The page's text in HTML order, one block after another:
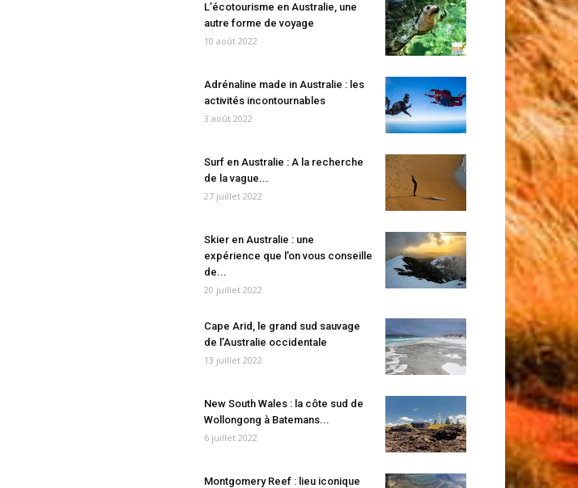
L’écotourisme en Australie, une
autre forme de voyage
10 août 2022
Adrénaline made in Australie : les
activités incontournables
3 août 2022
Surf en Australie : A la recherche
de la vague...
27 juillet 2022
Skier en Australie : une
expérience que l’on vous conseille
de...
20 juillet 2022
Cape Arid, le grand sud sauvage
de l’Australie occidentale
13 juillet 2022
New South Wales : la côte sud de
Wollongong à Batemans...
6 juillet 2022
Montgomery Reef : lieu iconique